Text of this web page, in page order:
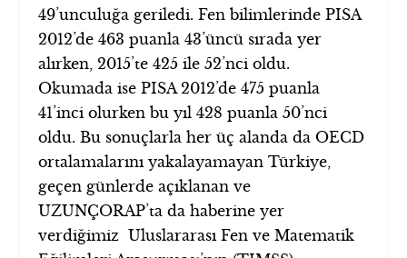
49’unculuğa geriledi. Fen bilimlerinde PISA
2012’de 463 puanla 43’üncü sırada yer
alırken, 2015’te 425 ile 52’nci oldu.
Okumada ise PISA 2012’de 475 puanla
41’inci olurken bu yıl 428 puanla 50’nci
oldu. Bu sonuçlarla her üç alanda da OECD
ortalamalarını yakalayamayan Türkiye,
geçen günlerde açıklanan ve
UZUNÇORAP’ta da haberine yer
verdiğimiz Uluslararası Fen ve Matematik